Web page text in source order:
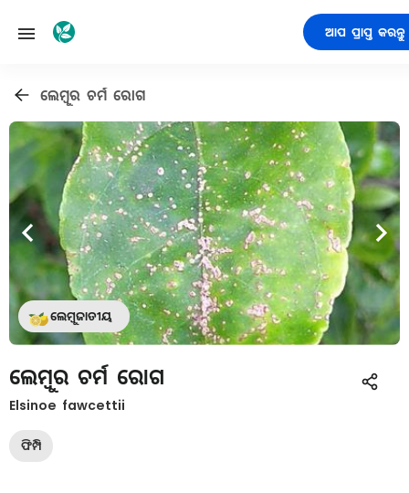
ଆପ ପ୍ରାପ୍ତ କରନ୍ତୁ
ଲେମ୍ବୁର ଚର୍ମ ରୋଗ
ଲେମ୍ବୁଜାତୀୟ
ଲେମ୍ବୁର ଚର୍ମ ରୋଗ
Elsinoe fawcettii
ଫିମ୍ପି